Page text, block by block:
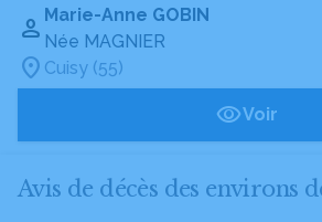
Marie-Anne GOBIN
Née MAGNIER
Cuisy (55)
Voir
Avis de décès des environs